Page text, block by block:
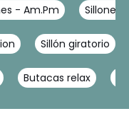
- Am.Pm Sillones
Sillón giratorio
Butacas relax